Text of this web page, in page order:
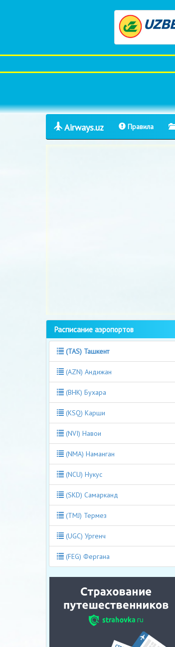
Airways.uz Правила
Расписание аэропортов
(TAS) Ташкент
(AZN) Андижан
(BHK) Бухара
(KSQ) Карши
(NVI) Навои
(NMA) Наманган
(NCU) Нукус
(SKD) Самарканд
(TMJ) Термез
(UGC) Ургенч
(FEG) Фергана